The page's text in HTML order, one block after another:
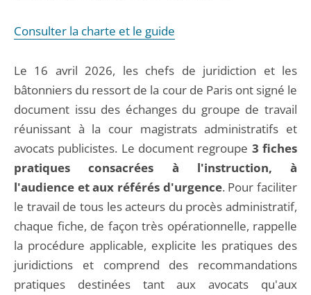
Consulter la charte et le guide
Le 16 avril 2026, les chefs de juridiction et les
bâtonniers du ressort de la cour de Paris ont signé le
document issu des échanges du groupe de travail
réunissant à la cour magistrats administratifs et
avocats publicistes. Le document regroupe 3 fiches
pratiques consacrées à l'instruction, à
l'audience et aux référés d'urgence. Pour faciliter
le travail de tous les acteurs du procès administratif,
chaque fiche, de façon très opérationnelle, rappelle
la procédure applicable, explicite les pratiques des
juridictions et comprend des recommandations
pratiques destinées tant aux avocats qu'aux